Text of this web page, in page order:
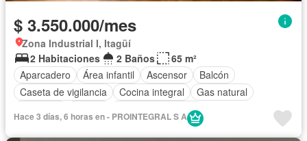
$ 3.550.000/mes
Zona Industrial I, Itagüí
2 Habitaciones
2 Baños
65 m²
Aparcadero
Área infantil Ascensor
Balcón
Caseta de vigilancia
Cocina integral
Gas natural
Seguridad privada
Hace 3 días, 6 horas en - PROINTEGRAL S A